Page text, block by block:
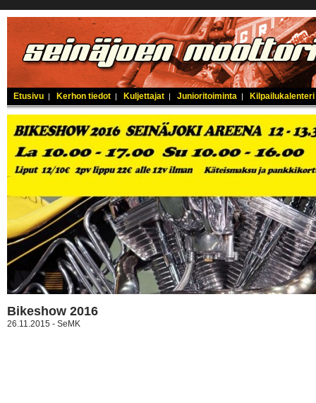
Etusivu | Kerhon tiedot | Kuljettajat | Junioritoiminta | Kilpailukalenteri
Bikeshow 2016
26.11.2015 - SeMK